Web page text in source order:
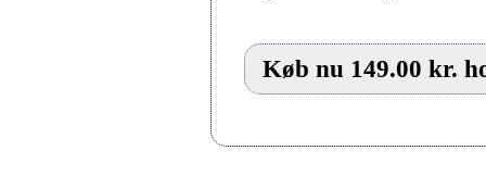
Køb nu 149.00 kr.